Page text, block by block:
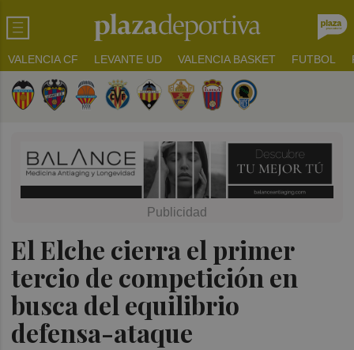
VALENCIA CF LEVANTE UD VALENCIA BASKET FUTBOL
El Elche cierra el primer
tercio de competición en
busca del equilibrio
defensa-ataque